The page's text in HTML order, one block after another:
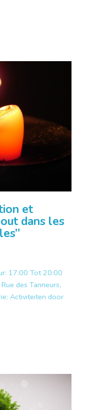
et
dans les
17:00 Tot 20:00
des Tanneurs,
Activiteiten door